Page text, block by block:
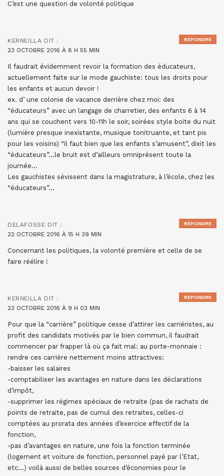
C’est une question de volonté politique
KERNEILLA DIT :
23 OCTOBRE 2016 À 8 H 55 MIN
Il faudrait évidemment revoir la formation des éducateurs,
actuellement faite sur le mode gauchiste: tous les droits pour
les enfants et aucun devoir !
ex. d’ une colonie de vacance derrière chez moi: des
“éducateurs” avec un langage de charretier, des enfants 6 à 14
ans qui se couchent vers 10-11h le soir, soirées style boite du nuit
(lumière presque inexistante, musique tonitruante, et tant pis
pour les voisins) “il faut bien que les enfants s’amusent”, dixit les
“éducateurs”…le bruit est d’ailleurs omniprésent toute la
journée…
Les gauchistes sévissent dans la magistrature, à l’école, chez les
“éducateurs”…
RÉPONDRE
DELAFOSSE DIT :
22 OCTOBRE 2016 À 15 H 39 MIN
Concernant les politiques, la volonté première et celle de se
faire réélire !
RÉPONDRE
KERNEILLA DIT :
23 OCTOBRE 2016 À 9 H 03 MIN
Pour que la “carrière” politique cesse d’attirer les carriéristes, au
profit des candidats motivés par le bien commun, il faudrait
commencer par frapper là où ça fait mal: au porte-monnaie :
rendre ces carrière nettement moins attractives:
-baisser les salaires
-comptabiliser les avantages en nature dans les déclarations
d’impôt,
-supprimer les régimes spéciaux de retraite (pas de rachats de
points de retraite, pas de cumul des retraites, celles-ci
comptées au prorata des années d’exercice effectif de la
fonction,
-pas d’avantages en nature, une fois la fonction terminée
(logement et voiture de fonction, personnel payé par l’Etat,
etc…) voilà aussi de belles sources d’économies pour le
RÉPONDRE